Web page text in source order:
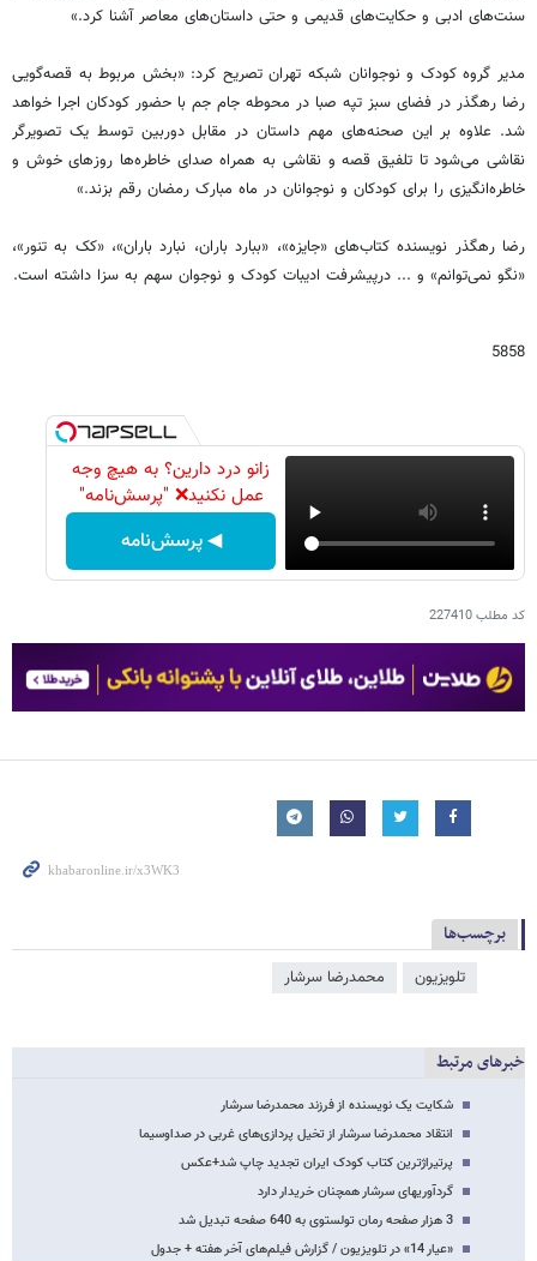
سنت‌های ادبی و حکایت‌های قدیمی و حتی داستان‌های معاصر آشنا کرد.»
مدیر گروه کودک و نوجوانان شبکه تهران تصریح کرد: «بخش مربوط به قصه‌گویی
رضا رهگذر در فضای سبز تپه صبا در محوطه جام جم با حضور کودکان اجرا خواهد
شد. علاوه بر این صحنه‌های مهم داستان در مقابل دوربین توسط یک تصویرگر
نقاشی می‌شود تا تلفیق قصه و نقاشی به همراه صدای خاطره‌ها روزهای خوش و
خاطره‌انگیزی را برای کودکان و نوجوانان در ماه مبارک رمضان رقم بزند.»
رضا رهگذر نویسنده کتاب‌های «جایزه»، «ببارد باران، نبارد باران»، «کک به تنور»،
«نگو نمی‌توانم» و ... درپیشرفت ادیبات کودک و نوجوان سهم به سزا داشته است.
5858
زانو درد دارین؟ به هیچ وجه
عمل نکنید❌ "پرسش‌نامه"
◀ پرسش‌نامه
کد مطلب227410
برچسب‌ها
تلویزیون محمدرضا سرشار
خبرهای مرتبط
شکایت یک نویسنده از فرزند محمدرضا سرشار
انتقاد محمدرضا سرشار از تخیل پردازی‌های غربی در صداوسیما
پرتیراژترین کتاب کودک ایران تجدید چاپ شد+عکس
گردآوری​های سرشار همچنان خریدار دارد
3 هزار صفحه رمان تولستوی به 640 صفحه تبدیل شد
«عیار 14» در تلویزیون / گزارش فیلم‌های آخر هفته + جدول